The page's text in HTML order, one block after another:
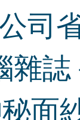
司
雜
面